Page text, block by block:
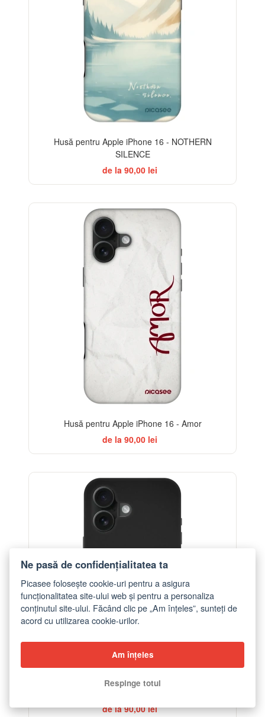
Husă pentru Apple iPhone 16 - NOTHERN
SILENCE
de la 90,00 lei
Husă pentru Apple iPhone 16 - Amor
de la 90,00 lei
de la 90,00 lei
Ne pasă de confidențialitatea ta
Picasee folosește cookie-uri pentru a asigura
funcționalitatea site-ului web și pentru a personaliza
conținutul site-ului. Făcând clic pe „Am înțeles”, sunteți de
acord cu utilizarea cookie-urilor.
Am înțeles
Respinge totul